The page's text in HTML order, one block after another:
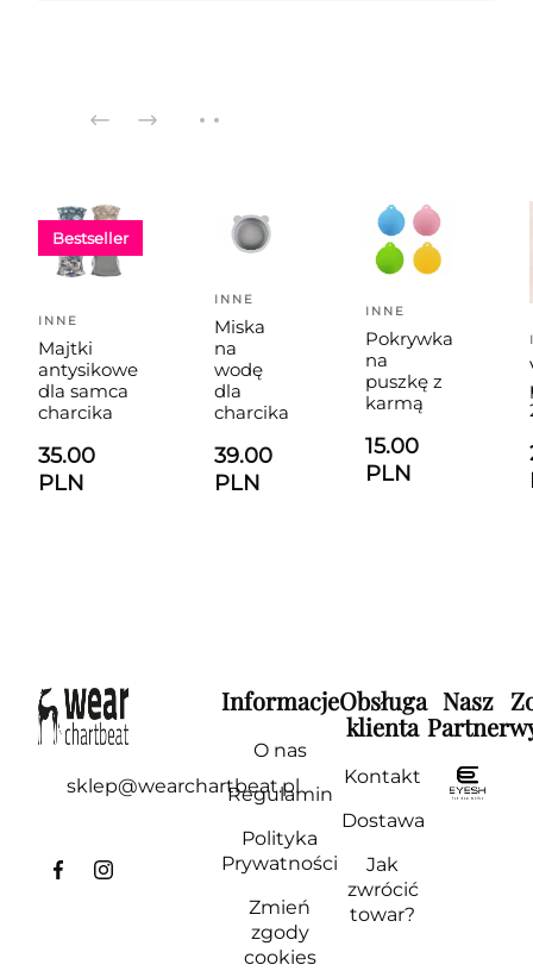
Bestseller
INNE
Majtki
antysikowe
dla samca
charcika
35.00
PLN
INNE
Miska
na
wodę
dla
charcika
39.00
PLN
INNE
Pokrywka
na
puszkę z
karmą
15.00
PLN
sklep@wearchartbeat.pl
Informacje
O nas
Regulamin
Polityka
Prywatności
Zmień
zgody
cookies
Obsługa
klienta
Kontakt
Dostawa
Jak
zwrócić
towar?
Nasz
Partner